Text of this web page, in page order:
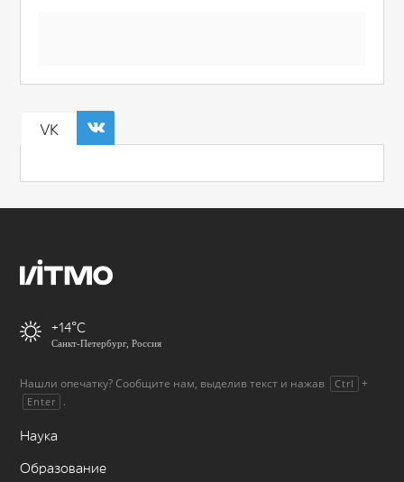
VK
+14
Санкт-Петербург, Россия
Нашли опечатку? Сообщите нам, выделив текст и нажав Ctrl +
Enter .
Наука
Образование